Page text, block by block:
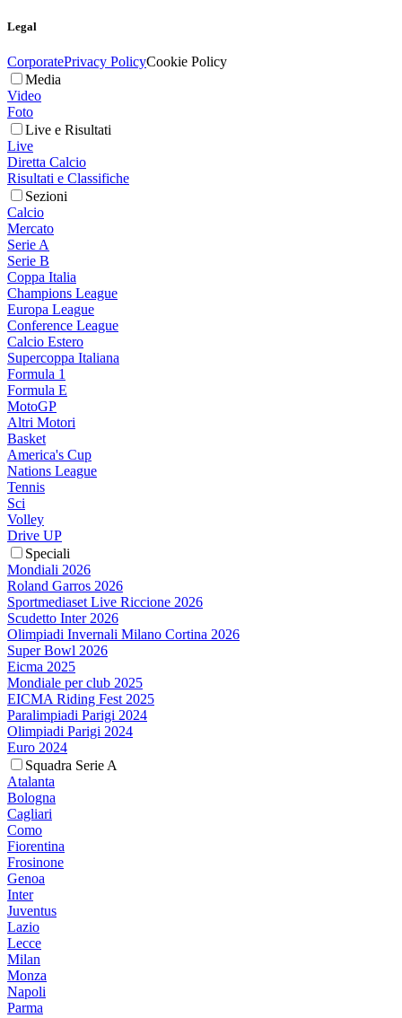
Legal
CorporatePrivacy PolicyCookie Policy
Media
Video
Foto
Live e Risultati
Live
Diretta Calcio
Risultati e Classifiche
Sezioni
Calcio
Mercato
Serie A
Serie B
Coppa Italia
Champions League
Europa League
Conference League
Calcio Estero
Supercoppa Italiana
Formula 1
Formula E
MotoGP
Altri Motori
Basket
America's Cup
Nations League
Tennis
Sci
Volley
Drive UP
Speciali
Mondiali 2026
Roland Garros 2026
Sportmediaset Live Riccione 2026
Scudetto Inter 2026
Olimpiadi Invernali Milano Cortina 2026
Super Bowl 2026
Eicma 2025
Mondiale per club 2025
EICMA Riding Fest 2025
Paralimpiadi Parigi 2024
Olimpiadi Parigi 2024
Euro 2024
Squadra Serie A
Atalanta
Bologna
Cagliari
Como
Fiorentina
Frosinone
Genoa
Inter
Juventus
Lazio
Lecce
Milan
Monza
Napoli
Parma